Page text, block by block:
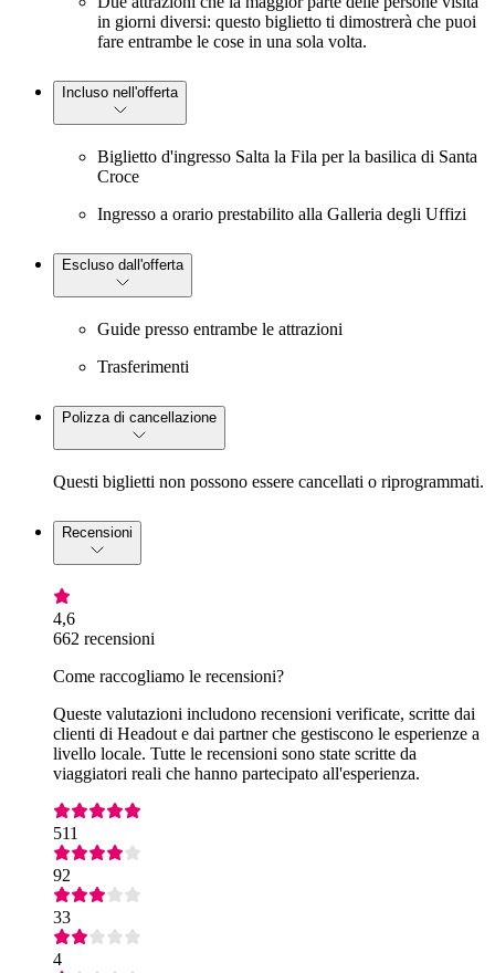
in giorni diversi: questo biglietto ti dimostrerà che puoi
fare entrambe le cose in una sola volta.
Incluso nell'offerta
Biglietto d'ingresso Salta la Fila per la basilica di Santa
Croce
Ingresso a orario prestabilito alla Galleria degli Uffizi
Escluso dall'offerta
Guide presso entrambe le attrazioni
Trasferimenti
Polizza di cancellazione
Questi biglietti non possono essere cancellati o riprogrammati.
Recensioni
4,6
662 recensioni
Come raccogliamo le recensioni?
Queste valutazioni includono recensioni verificate, scritte dai
clienti di Headout e dai partner che gestiscono le esperienze a
livello locale. Tutte le recensioni sono state scritte da
viaggiatori reali che hanno partecipato all'esperienza.
511
92
33
4